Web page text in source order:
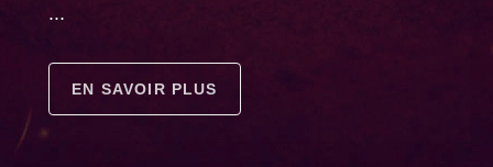
...
EN SAVOIR PLUS